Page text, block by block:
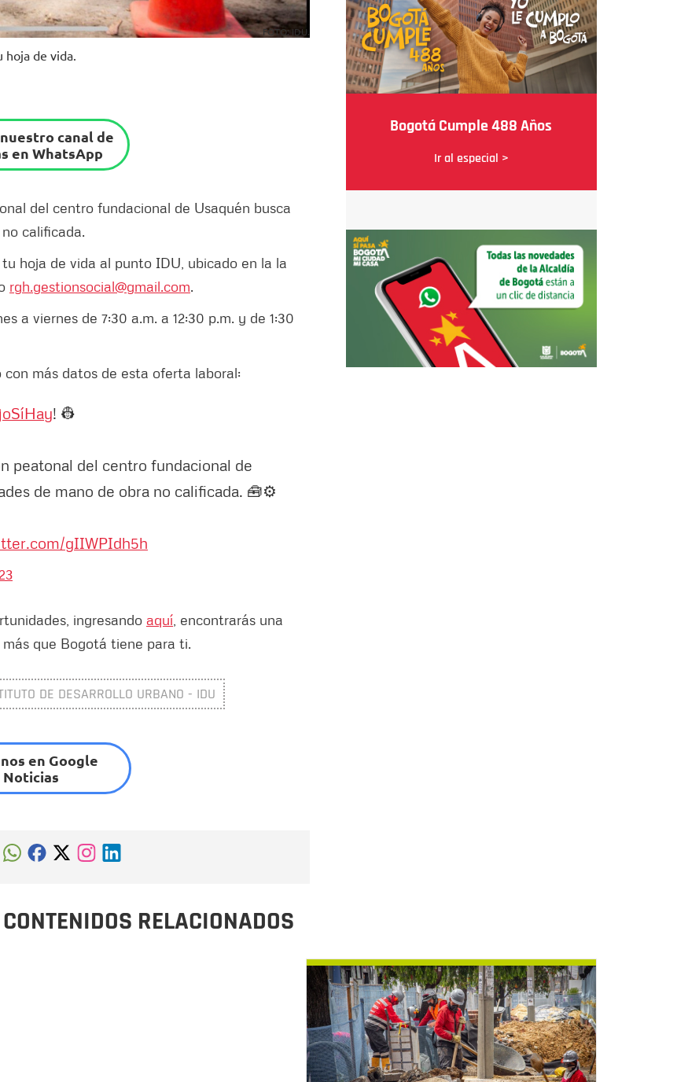
FOTO: IDU.
de vida.
canal de
en WhatsApp
del centro fundacional de Usaquén busca
calificada.
hoja de vida al punto IDU, ubicado en la la
rgh.gestionsocial@gmail.com.
a viernes de 7:30 a.m. a 12:30 p.m. y de 1:30
más datos de esta oferta laboral:
! 👷
peatonal del centro fundacional de
de mano de obra no calificada. 🧰⚙️
gIIWPIdh5h
ingresando aquí , encontrarás una
que Bogotá tiene para ti.
DE DESARROLLO URBANO - IDU
en Google
Noticias
Bogotá Cumple 488 Años
Ir al especial >
CONTENIDOS RELACIONADOS